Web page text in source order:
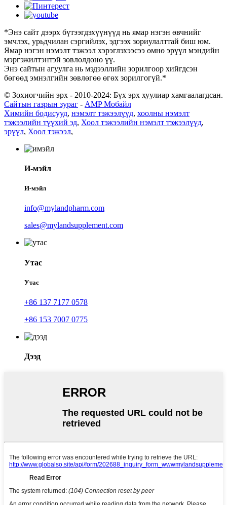
*Энэ сайт дээрх бүтээгдэхүүнүүд нь ямар нэгэн өвчнийг
эмчлэх, урьдчилан сэргийлэх, эдгээх зориулалттай биш юм.
Ямар нэгэн нэмэлт тэжээл хэрэглэхээсээ өмнө эрүүл мэндийн
мэргэжилтэнтэй зөвлөлдөнө үү.
Энэ сайтын агуулга нь мэдээллийн зорилгоор хийгдсэн
бөгөөд эмнэлгийн зөвлөгөө өгөх зорилгогүй.*
© Зохиогчийн эрх - 2010-2024: Бүх эрх хуулиар хамгаалагдсан.
Сайтын газрын зураг - AMP Мобайл
Химийн бодисууд, нэмэлт тэжээлүүд, хоолны нэмэлт
тэжээлийн түүхий эд, Хоол тэжээлийн нэмэлт тэжээлүүд,
эрүүл, Хоол тэжээл,
И-мэйл
И-мэйл
info@mylandpharm.com
sales@mylandsupplement.com
Утас
Утас
+86 137 7177 0578
+86 153 7007 0775
Дээд